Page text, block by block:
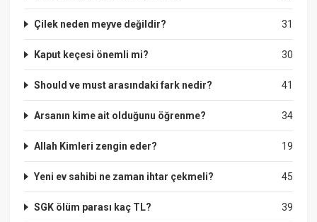
31
Çilek neden meyve değildir?
30
Kaput keçesi önemli mi?
41
Should ve must arasındaki fark nedir?
34
Arsanın kime ait olduğunu öğrenme?
19
Allah Kimleri zengin eder?
45
Yeni ev sahibi ne zaman ihtar çekmeli?
39
SGK ölüm parası kaç TL?